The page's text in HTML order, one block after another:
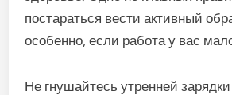
постараться вести активный
особенно, если работа у вас
Не гнушайтесь утренней